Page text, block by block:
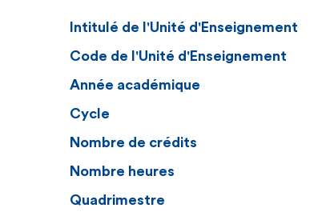
Intitulé de l'Unité d'Enseignement
Code de l'Unité d'Enseignement
Année académique
Cycle
Nombre de crédits
Nombre heures
Quadrimestre